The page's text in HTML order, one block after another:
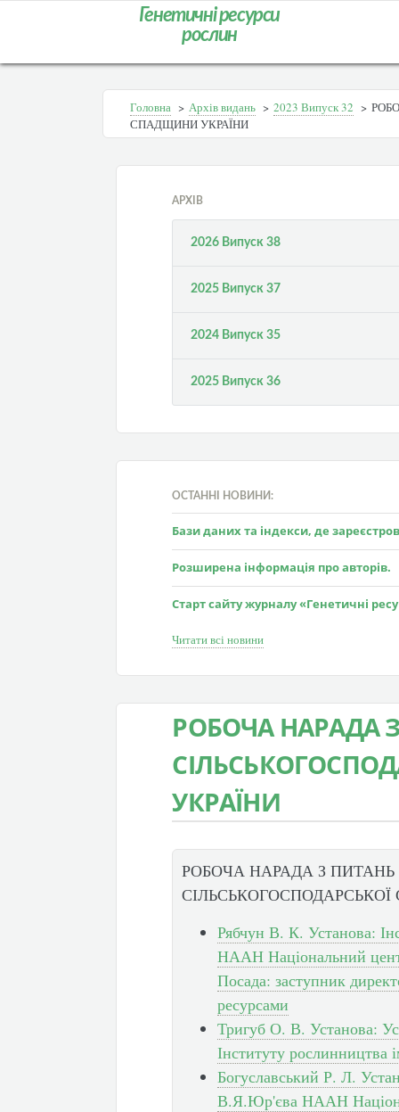
Генетичні ресурси
рослин
Головна > Архів видань > 2023 Випуск 32 >
СПАДЩИНИ УКРАЇНИ
АРХІВ
2026 Випуск 38
2025 Випуск 37
2024 Випуск 35
2025 Випуск 36
ОСТАННІ НОВИНИ:
Бази даних та індекси, де
Розширена інформація про авторів.
Старт сайту журналу «Генетичні
Читати всі новини
РОБОЧА НАРАДА
УКРАЇНИ
РОБОЧА НАРАДА З
Рябчун В. К. Установа:
НААН Національний
Посада: заступник
ресурсами
Тригуб О. В. Установа:
Інституту
Богуславський Р. Л.
В.Я.Юр'єва НААН